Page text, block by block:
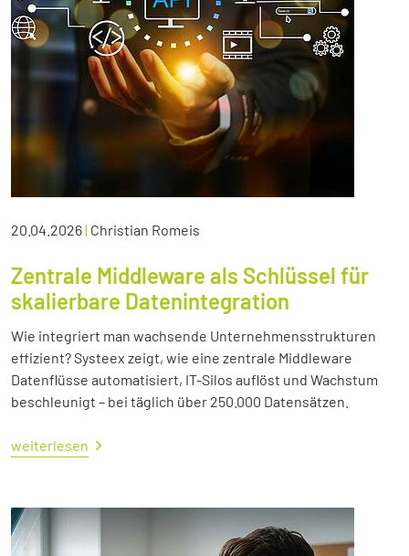
20.04.2026| Christian Romeis
Zentrale Middleware als Schlüssel für
skalierbare Datenintegration
Wie integriert man wachsende Unternehmensstrukturen
effizient? Systeex zeigt, wie eine zentrale Middleware
Datenflüsse automatisiert, IT-Silos auflöst und Wachstum
beschleunigt – bei täglich über 250.000 Datensätzen.
weiterlesen